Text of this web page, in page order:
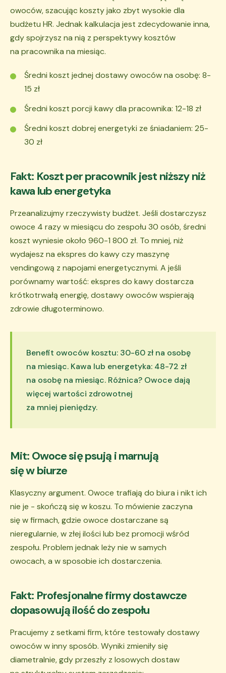
owoców, szacując koszty jako zbyt wysokie dla
budżetu HR. Jednak kalkulacja jest zdecydowanie inna,
gdy spojrzysz na nią z perspektywy kosztów
na pracownika na miesiąc.
Średni koszt jednej dostawy owoców na osobę: 8-
15 zł
Średni koszt porcji kawy dla pracownika: 12-18 zł
Średni koszt dobrej energetyki ze śniadaniem: 25-
30 zł
Fakt: Koszt per pracownik jest niższy niż
kawa lub energetyka
Przeanalizujmy rzeczywisty budżet. Jeśli dostarczysz
owoce 4 razy w miesiącu do zespołu 30 osób, średni
koszt wyniesie około 960-1 800 zł. To mniej, niż
wydajesz na ekspres do kawy czy maszynę
vendingową z napojami energetycznymi. A jeśli
porównamy wartość: ekspres do kawy dostarcza
krótkotrwałą energię, dostawy owoców wspierają
zdrowie długoterminowo.
Benefit owoców kosztu: 30-60 zł na osobę
na miesiąc. Kawa lub energetyka: 48-72 zł
na osobę na miesiąc. Różnica? Owoce dają
więcej wartości zdrowotnej
za mniej pieniędzy.
Mit: Owoce się psują i marnują
się w biurze
Klasyczny argument. Owoce trafiają do biura i nikt ich
nie je - skończą się w koszu. To mówienie zaczyna
się w firmach, gdzie owoce dostarczane są
nieregularnie, w złej ilości lub bez promocji wśród
zespołu. Problem jednak leży nie w samych
owocach, a w sposobie ich dostarczenia.
Fakt: Profesjonalne firmy dostawcze
dopasowują ilość do zespołu
Pracujemy z setkami firm, które testowały dostawy
owoców w inny sposób. Wyniki zmieniły się
diametralnie, gdy przeszły z losowych dostaw